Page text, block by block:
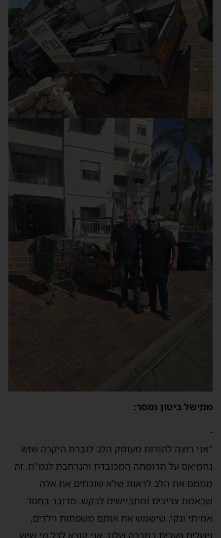
ממישל ביטון נמסר:
-
"אני רוצה להודות מעומק הלב לגברת היקרה שוש
נחמיאס על תרומתה המכובדת והנרחבת לגמ"ח. זה
מחמם את הלב לראות שלא שוכחים את אלה
שבאמת צריכים ומתביישים לבקש. מדובר בחסד
אמיתי ונקי, שישמש את אותם משפחות וילדים,
וישלים פערים בחברה שלנו. אני קורא לכל מי שיש